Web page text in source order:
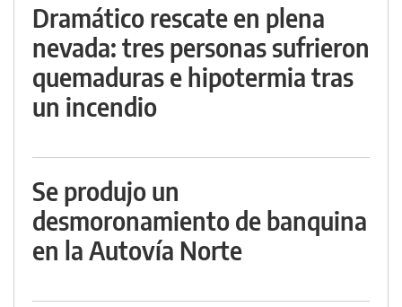
Dramático rescate en plena
nevada: tres personas sufrieron
quemaduras e hipotermia tras
un incendio
Se produjo un
desmoronamiento de banquina
en la Autovía Norte